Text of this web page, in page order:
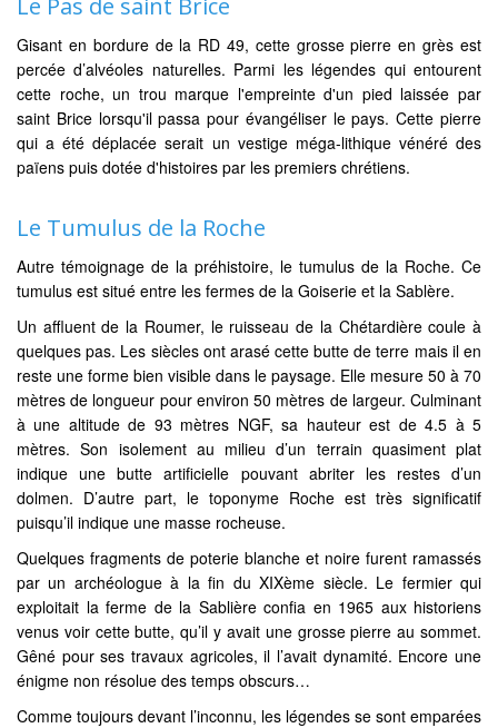
Le Pas de saint Brice
Gisant en bordure de la RD 49, cette grosse pierre en grès est
percée d’alvéoles naturelles. Parmi les légendes qui entourent
cette roche, un trou marque l'empreinte d'un pied laissée par
saint Brice lorsqu'il passa pour évangéliser le pays. Cette pierre
qui a été déplacée serait un vestige méga-lithique vénéré des
païens puis dotée d'histoires par les premiers chrétiens.
Le Tumulus de la Roche
Autre témoignage de la préhistoire, le tumulus de la Roche. Ce
tumulus est situé entre les fermes de la Goiserie et la Sablère.
Un affluent de la Roumer, le ruisseau de la Chétardière coule à
quelques pas. Les siècles ont arasé cette butte de terre mais il en
reste une forme bien visible dans le paysage. Elle mesure 50 à 70
mètres de longueur pour environ 50 mètres de largeur. Culminant
à une altitude de 93 mètres NGF, sa hauteur est de 4.5 à 5
mètres. Son isolement au milieu d’un terrain quasiment plat
indique une butte artificielle pouvant abriter les restes d’un
dolmen. D’autre part, le toponyme Roche est très significatif
puisqu’il indique une masse rocheuse.
Quelques fragments de poterie blanche et noire furent ramassés
par un archéologue à la fin du XIXème siècle. Le fermier qui
exploitait la ferme de la Sablière confia en 1965 aux historiens
venus voir cette butte, qu’il y avait une grosse pierre au sommet.
Gêné pour ses travaux agricoles, il l’avait dynamité. Encore une
énigme non résolue des temps obscurs…
Comme toujours devant l’inconnu, les légendes se sont emparées